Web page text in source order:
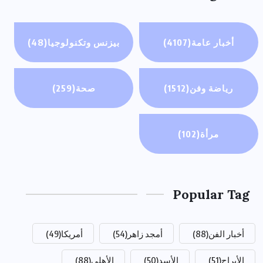
أخبار عامة(4107) بيزنس وتكنولوجيا(48)
رياضة وفن(1512) صحة(259)
مرأة(102)
Popular Tag
أخبار الفن(88) أمجد زاهر (54) أمريكا(49)
الأبراج(51) الأسد(50) الأهلي(88)